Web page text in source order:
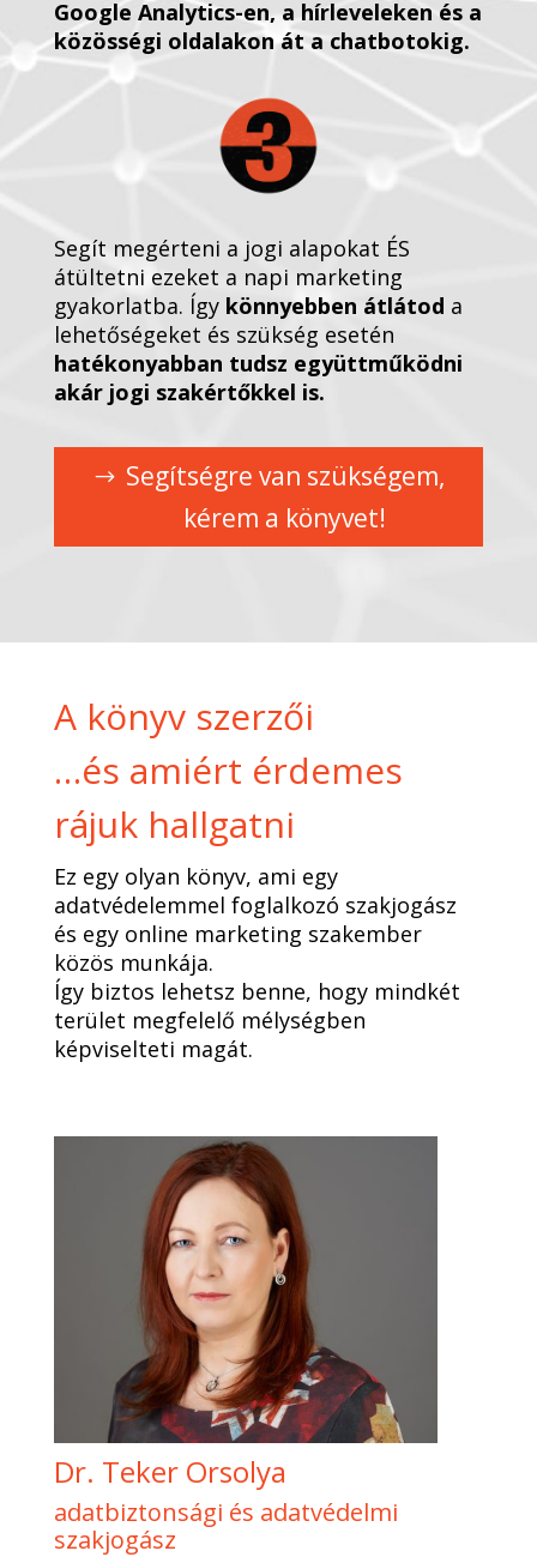
Google Analytics-en, a hírleveleken és a
közösségi oldalakon át a chatbotokig.
Segít megérteni a jogi alapokat ÉS
átültetni ezeket a napi marketing
gyakorlatba. Így könnyebben átlátod a
lehetőségeket és szükség esetén
hatékonyabban tudsz együttműködni
akár jogi szakértőkkel is.
Segítségre van szükségem,
kérem a könyvet!
A könyv szerzői
…és amiért érdemes
rájuk hallgatni
Ez egy olyan könyv, ami egy
adatvédelemmel foglalkozó szakjogász
és egy online marketing szakember
közös munkája.
Így biztos lehetsz benne, hogy mindkét
terület megfelelő mélységben
képviselteti magát.
Dr. Teker Orsolya
adatbiztonsági és adatvédelmi
szakjogász